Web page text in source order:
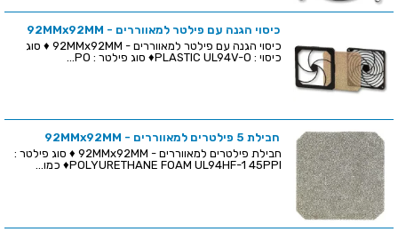
כיסוי הגנה עם פילטר למאווררים - 92MMx92MM
כיסוי הגנה עם פילטר למאווררים - 92MMx92MM ♦ סוג
כיסוי : PLASTIC UL94V-O♦ סוג פילטר : PO...
חבילת 5 פילטרים למאווררים - 92MMx92MM
חבילת פילטרים למאווררים - 92MMx92MM ♦ סוג פילטר :
POLYURETHANE FOAM UL94HF-1 45PPI♦ כמו...